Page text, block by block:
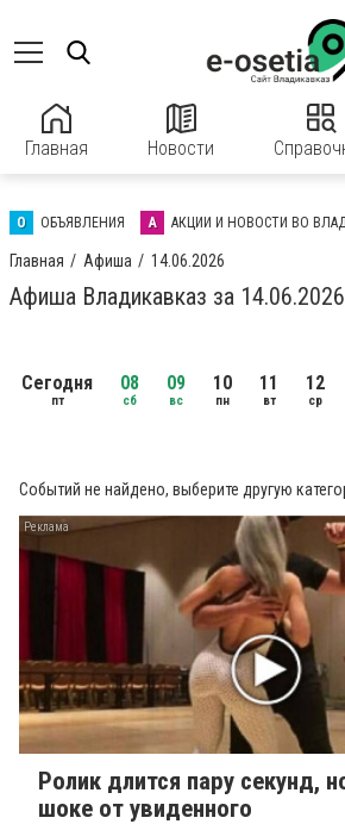
Главная Новости
О ОБЪЯВЛЕНИЯ А АКЦИИ И НОВОСТИ ВО
Главная Афиша 14.06.2026
Афиша Владикавказ за 14.06.2026
Сегодня
пт
08
сб
09
вс
10
пн
11
вт
12
ср
Событий не найдено, выберите другую
Ролик длится пару секунд,
шоке от увиденного